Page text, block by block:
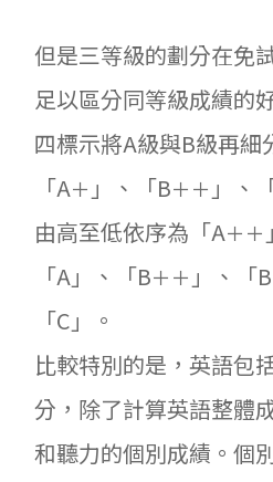
但是三等級的劃分在免
足以區分同等級成績的
四標示將A級與B級再細
「A＋ 」、「B＋＋ 」、
由高至低依序為「A＋＋
「A」、「B＋＋ 」、「B
「C」。
比較特別的是，英語包
分，除了計算英語整體
和聽力的個別成績。個